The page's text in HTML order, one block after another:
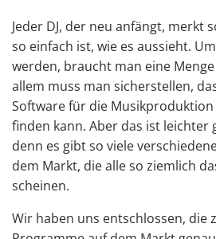
Jeder DJ, der neu anfängt, merkt
so einfach ist, wie es aussieht.
werden, braucht man eine
allem muss man sicherstellen,
Software für die
finden kann. Aber das ist leichter
denn es gibt so viele
dem Markt, die alle so ziemlich
scheinen.
Wir haben uns entschlossen, die